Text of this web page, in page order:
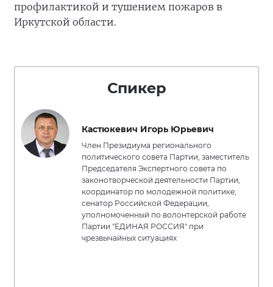
профилактикой и тушением пожаров в
Иркутской области.
Спикер
Кастюкевич Игорь Юрьевич
Член Президиума регионального
политического совета Партии, заместитель
Председателя Экспертного совета по
законотворческой деятельности Партии,
координатор по молодежной политике,
сенатор Российской Федерации,
уполномоченный по волонтерской работе
Партии "ЕДИНАЯ РОССИЯ" при
чрезвычайных ситуациях